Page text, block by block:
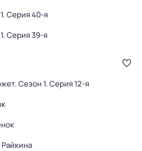
. Серия 40-я
. Серия 39-я
. Сезон 1. Серия 12-я